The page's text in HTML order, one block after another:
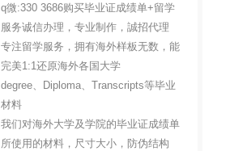
q微:330 3686购买毕业证成绩单+留学
服务诚信办理，专业制作，誠招代理
专注留学服务，拥有海外样板无数，能
完美1:1还原海外各国大学
degree、Diploma、Transcripts等毕业
材料
我们对海外大学及学院的毕业证成绩单
所使用的材料，尺寸大小，防伪结构